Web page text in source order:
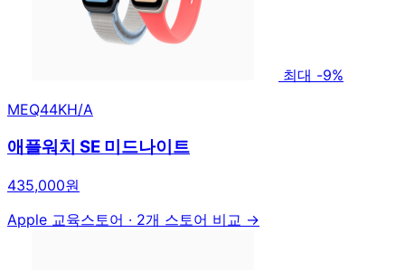
최대 -9%
MEQ44KH/A
애플워치 SE 미드나이트
435,000원
Apple 교육스토어 · 2개 스토어 비교 →